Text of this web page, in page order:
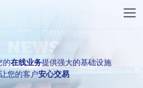
的在线业务提供强大的基础设施
让您的客户安心交易